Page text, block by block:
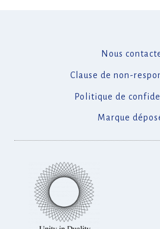
Nous
Clause de non-
Politique de
Marque